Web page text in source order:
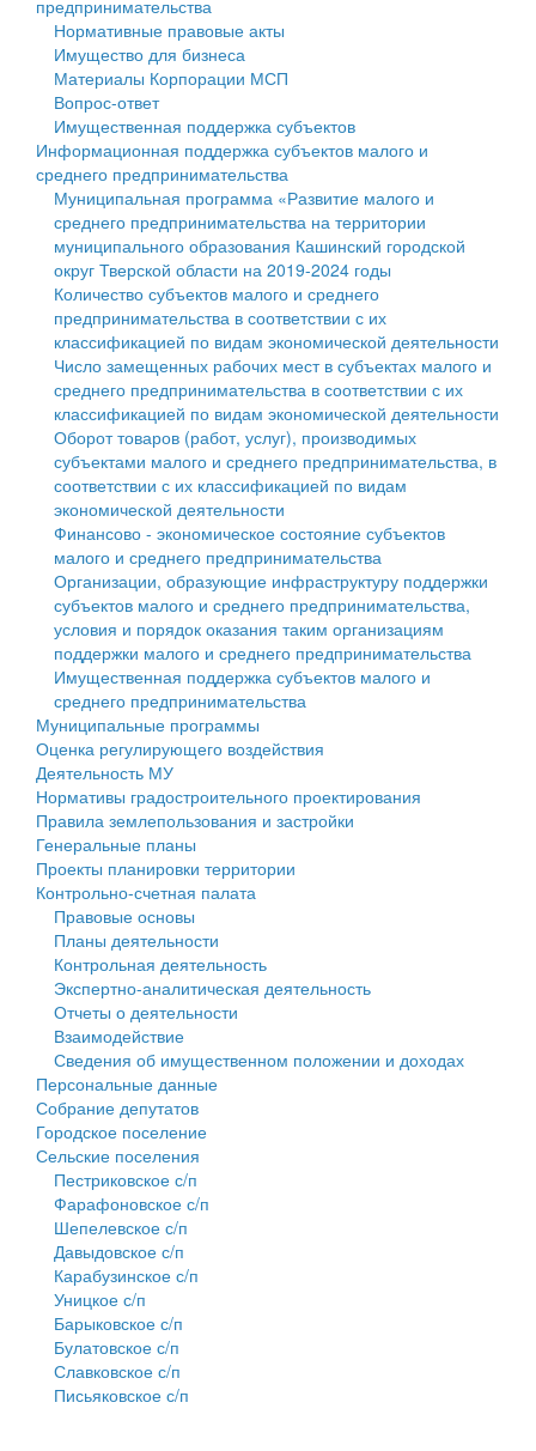
Государственные услуги
Промышленность и АПК
Экономика и бизнес
...
Символика
Устав
Гостям округа
Туризм
Культура
Образование
Здравоохранение
Социальная защита
Фотоальбом
муниципального округа Тверской области
Администрация Кашинского муниципального округа
Тверской области
Управление сельскими территориями
Открытые данные
Работа с обращениями граждан
Муниципальный контроль
Муниципальные услуги
Проекты административных регламентов
Антимонопольный комплаенс
Противодействие коррупции
Финансовое управление
Бюджет для граждан
Имущество
Выявление правообладателей ранее учтенных
объектов недвижимости
Имущественная поддержка субъектов малого и
среднего предпринимательства
Информационная поддержка субъектов малого и
среднего предпринимательства
Муниципальные программы
Контрольно-счетная палата
Персональные данные
Оценка регулирующего воздействия
Деятельность МУ
Нормативы градостроительного проектирования
Правила землепользования и застройки
Генеральные планы
Проекты планировки территории
Собрание депутатов
Городское поселение
Сельские поселения
предпринимательства
Нормативные правовые акты
Имущество для бизнеса
Материалы Корпорации МСП
Вопрос-ответ
Имущественная поддержка субъектов
Информационная поддержка субъектов малого и
среднего предпринимательства
Муниципальная программа «Развитие малого и
среднего предпринимательства на территории
муниципального образования Кашинский городской
округ Тверской области на 2019-2024 годы
Количество субъектов малого и среднего
предпринимательства в соответствии с их
классификацией по видам экономической деятельности
Число замещенных рабочих мест в субъектах малого и
среднего предпринимательства в соответствии с их
классификацией по видам экономической деятельности
Оборот товаров (работ, услуг), производимых
субъектами малого и среднего предпринимательства, в
соответствии с их классификацией по видам
экономической деятельности
Финансово - экономическое состояние субъектов
малого и среднего предпринимательства
Организации, образующие инфраструктуру поддержки
субъектов малого и среднего предпринимательства,
условия и порядок оказания таким организациям
поддержки малого и среднего предпринимательства
Имущественная поддержка субъектов малого и
среднего предпринимательства
Муниципальные программы
Оценка регулирующего воздействия
Деятельность МУ
Нормативы градостроительного проектирования
Правила землепользования и застройки
Генеральные планы
Проекты планировки территории
Контрольно-счетная палата
Правовые основы
Планы деятельности
Контрольная деятельность
Экспертно-аналитическая деятельность
Отчеты о деятельности
Взаимодействие
Сведения об имущественном положении и доходах
Персональные данные
Собрание депутатов
Городское поселение
Сельские поселения
Пестриковское с/п
Фарафоновское с/п
Шепелевское с/п
Давыдовское с/п
Карабузинское с/п
Уницкое с/п
Барыковское с/п
Булатовское с/п
Славковское с/п
Письяковское с/п